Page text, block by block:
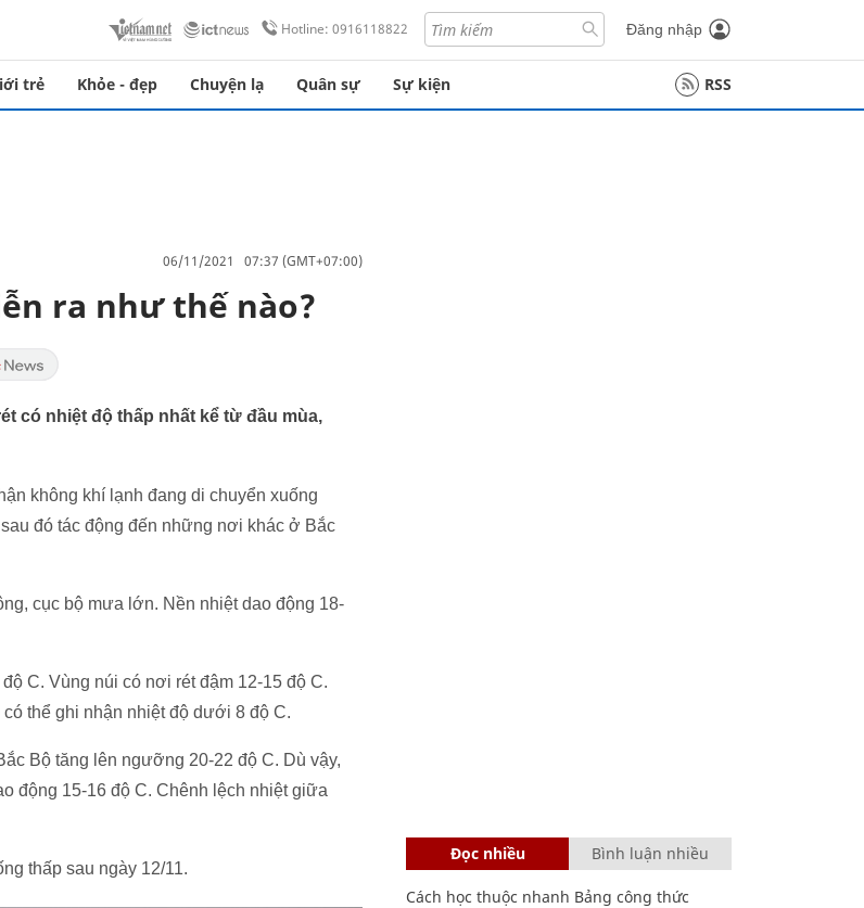
Hotline: 0916118822 Đăng nhập
trẻ Khỏe - đẹp Chuyện lạ Quân sự Sự kiện RSS
06/11/2021 07:37 (GMT+07:00)
ra như thế nào?
có nhiệt độ thấp nhất kể từ đầu mùa,
không khí lạnh đang di chuyển xuống
đó tác động đến những nơi khác ở Bắc
cục bộ mưa lớn. Nền nhiệt dao động 18-
C. Vùng núi có nơi rét đậm 12-15 độ C.
thể ghi nhận nhiệt độ dưới 8 độ C.
Bộ tăng lên ngưỡng 20-22 độ C. Dù vậy,
động 15-16 độ C. Chênh lệch nhiệt giữa
thấp sau ngày 12/11.
Đọc nhiều Bình luận nhiều
Cách học thuộc nhanh Bảng công thức